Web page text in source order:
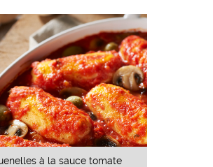
à la sauce tomate